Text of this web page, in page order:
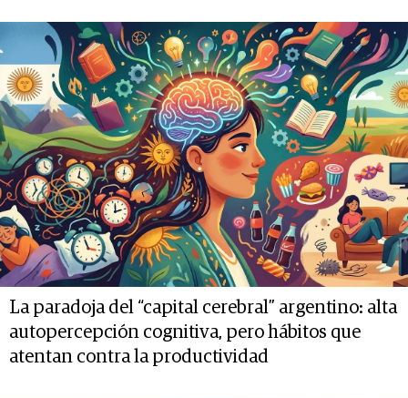
La paradoja del “capital cerebral” argentino: alta
autopercepción cognitiva, pero hábitos que
atentan contra la productividad